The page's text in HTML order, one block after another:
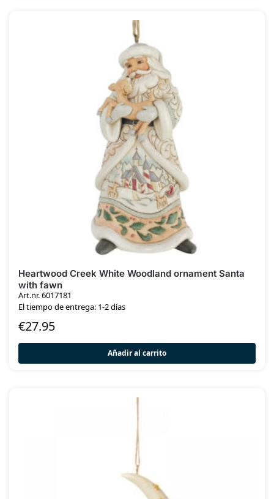
Heartwood Creek White Woodland ornament Santa
with fawn
Art.nr. 6017181
El tiempo de entrega: 1-2 días
€27.95
Añadir al carrito